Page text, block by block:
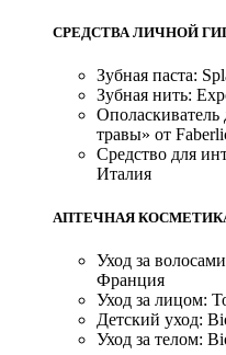
СРЕДСТВА ЛИЧНОЙ
Зубная паста:
Зубная нить:
Ополаскиватель
травы» от
Средство для
Италия
АПТЕЧНАЯ
Уход за
Франция
Уход за лицом:
Детский уход:
Уход за телом: